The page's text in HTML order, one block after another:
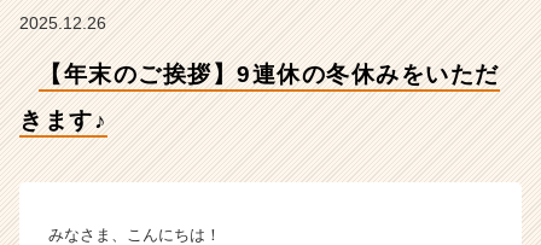
ン】
|
2025.12.26
【年末のご挨拶】9連休の冬休みをいただ
きます♪
みなさま、こんにちは！